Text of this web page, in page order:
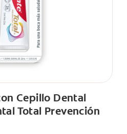
Cepillo Dental
Total Prevención